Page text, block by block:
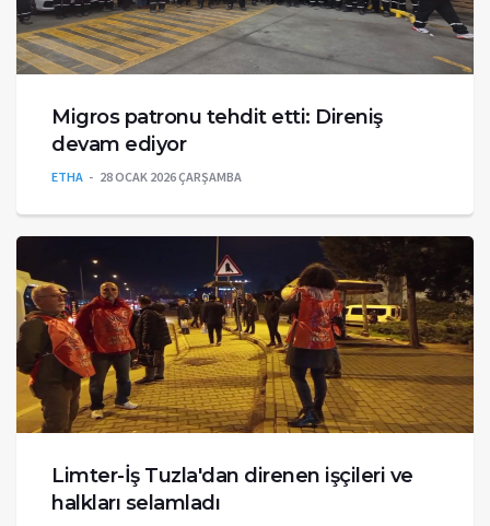
Migros patronu tehdit etti: Direniş
devam ediyor
ETHA 28 OCAK 2026 ÇARŞAMBA
Limter-İş Tuzla'dan direnen işçileri ve
halkları selamladı